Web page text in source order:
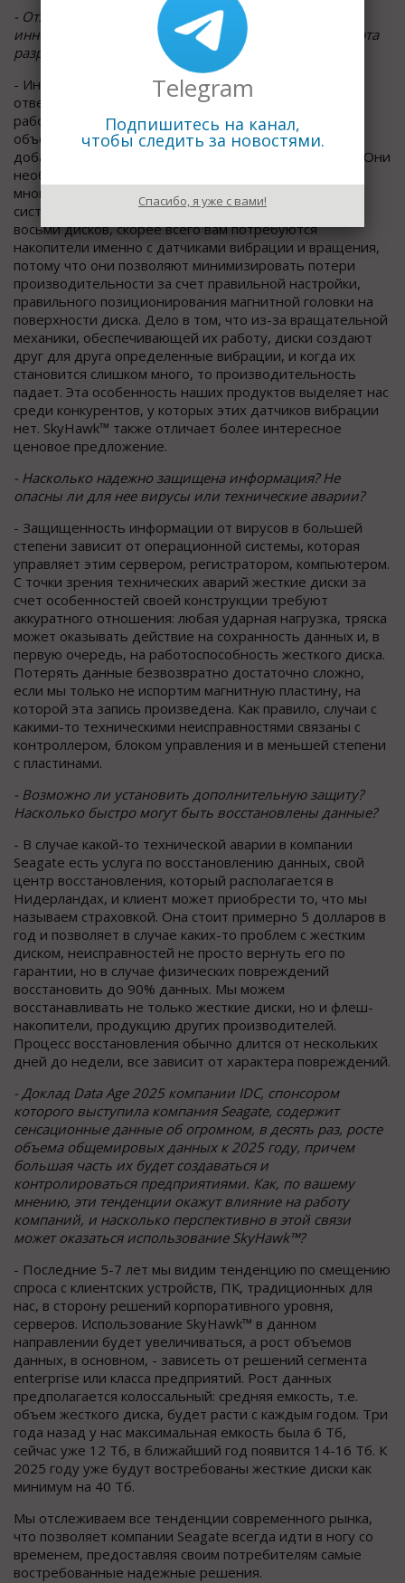
- Отличительная особенность дисков SkyHawk™ -
инновaционная микропрограмма ImagePerfect. Чем эта
разработка отличается от продуктов конкурентов?
- Иннoвационная микропрограмма ImagePerfect
отвечает за алгоритм действий жесткого диска, его
работу, но при этом мы под этим названием
объединяем еще несколько параметров. Так, мы
добавляем наличие датчиков вибрации и вращения. Они
необходимы при использовании жестких дисков в
многодисковых системах. Если у вас есть сервер,
система хранения данных, где установлено больше
восьми дисков, скорее всего вам потребуются
накопители именно с датчиками вибрации и вращения,
потому что они позволяют минимизировать потери
производительности за счет правильной настройки,
правильного позиционирования магнитной головки на
поверхности диска. Дело в том, что из-за вращательной
механики, обеспечивающей их работу, диски создают
друг для друга определенные вибрации, и когда их
становится слишком много, то производительность
падает. Эта особенность наших продуктов выделяет нас
среди конкурентов, у которых этих датчиков вибрации
нет. SkyHawk™ также отличает более интересное
ценовое предложение.
- Насколько надежно защищена информация? Не
опасны ли для нее вирусы или технические аварии?
- Защищенность информации от вирусов в большей
степени зависит от операционной системы, которая
управляет этим сервером, регистратором, компьютером.
С точки зрения технических аварий жесткие диски за
счет особенностей своей конструкции требуют
аккуратного отношения: любая ударная нагрузка, тряска
может оказывать действие на сохранность данных и, в
первую очередь, на работоспособность жесткого диска.
Потерять данные безвозвратно достаточно сложно,
если мы только не испортим магнитную пластину, на
которой эта запись произведена. Как правило, случаи с
какими-то техническими неисправностями связаны с
контроллером, блоком управления и в меньшей степени
с пластинами.
- Возможно ли установить дополнительную защиту?
Насколько быстро могут быть восстановлены данные?
- В случае какой-то технической аварии в компании
Seagate есть услуга по восстановлению данных, свой
центр восстановления, который располагается в
Нидерландах, и клиент может приобрести то, что мы
называем страховкой. Она стоит примерно 5 долларов в
год и позволяет в случае каких-то проблем с жестким
диском, неисправностей не просто вернуть его по
гарантии, но в случае физических повреждений
восстановить до 90% данных. Мы можем
восстанавливать не только жесткие диски, но и флеш-
накопители, продукцию других производителей.
Процесс восстановления обычно длится от нескольких
дней до недели, все зависит от характера повреждений.
- Доклад Data Age 2025 компании IDC, спонсором
которого выступила компания Seagate, содержит
сенсационные данные об огромном, в десять раз, росте
объема общемировых данных к 2025 году, причем
большая часть их будет создаваться и
контролироваться предприятиями. Как, по вашему
мнению, эти тенденции окажут влияние на работу
компаний, и насколько перспективно в этой связи
может оказаться использование SkyHawk™?
- Последние 5-7 лет мы видим тенденцию по смещению
спроса с клиентских устройств, ПК, традиционных для
нас, в сторону решений корпоративного уровня,
серверов. Использование SkyHawk™ в данном
направлении будет увеличиваться, а рост объемов
данных, в основном, - зависеть от решений сегмента
enterprise или класса предприятий. Рост данных
предполагается колоссальный: средняя емкость, т.е.
объем жесткого диска, будет расти с каждым годом. Три
года назад у нас максимальная емкость была 6 Тб,
сейчас уже 12 Тб, в ближайший год появится 14-16 Тб. К
2025 году уже будут востребованы жесткие диски как
минимум на 40 Тб.
Мы отслеживаем все тенденции современного рынка,
что позволяет компании Seagate всегда идти в ногу со
временем, предоставляя своим потребителям самые
востребованные надежные решения.
Telegram
Подпишитесь на канал,
чтобы следить за новостями.
Спасибо, я уже с вами!